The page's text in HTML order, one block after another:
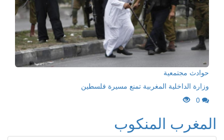
حوادث مجتمعية
وزارة الداخلية المغربية تمنع مسيرة فلسطين
0
المغرب المنكوب